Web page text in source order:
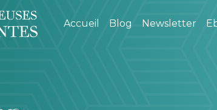
Accueil Blog Newsletter